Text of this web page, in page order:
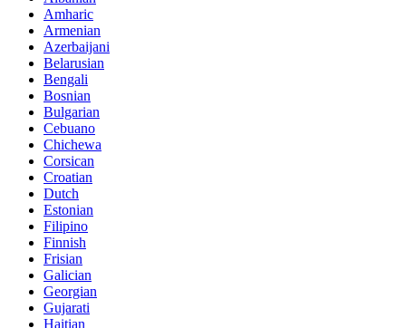
Amharic
Armenian
Azerbaijani
Belarusian
Bengali
Bosnian
Bulgarian
Cebuano
Chichewa
Corsican
Croatian
Dutch
Estonian
Filipino
Finnish
Frisian
Galician
Georgian
Gujarati
Haitian